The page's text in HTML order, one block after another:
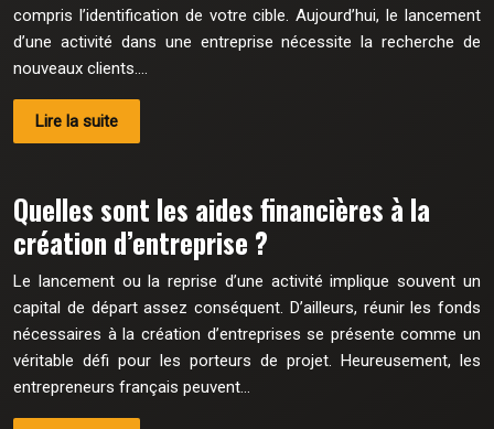
compris l’identification de votre cible. Aujourd’hui, le lancement
d’une activité dans une entreprise nécessite la recherche de
nouveaux clients….
Lire la suite
Quelles sont les aides financières à la
création d’entreprise ?
Le lancement ou la reprise d’une activité implique souvent un
capital de départ assez conséquent. D’ailleurs, réunir les fonds
nécessaires à la création d’entreprises se présente comme un
véritable défi pour les porteurs de projet. Heureusement, les
entrepreneurs français peuvent…